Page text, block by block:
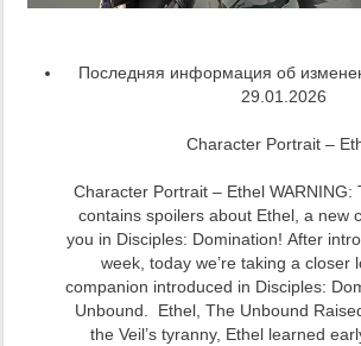
Последняя информация об
29.01.2026
Character Portrait –
Character Portrait – Ethel WARNING:
contains spoilers about Ethel, a new
you in Disciples: Domination! After
week, today we’re taking a closer
companion introduced in Disciples:
Unbound. Ethel, The Unbound
the Veil’s tyranny, Ethel learned